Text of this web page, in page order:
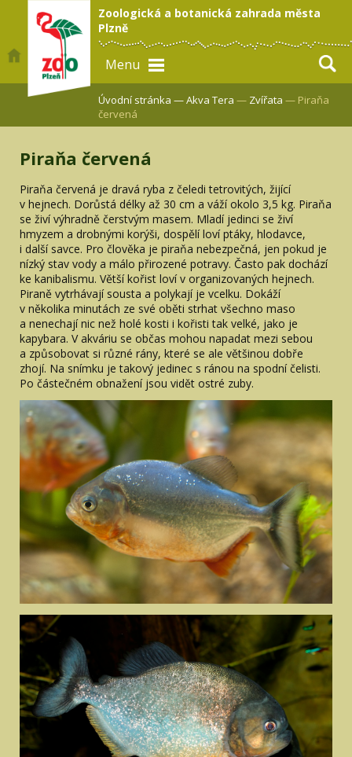
Zoologická a botanická zahrada města
Plzně
Menu
Úvodní stránka —Akva Tera — Zvířata — Piraňa
červená
Piraňa červená
Piraňa červená je dravá ryba z čeledi tetrovitých, žijící
v hejnech. Dorůstá délky až 30 cm a váží okolo 3,5 kg. Piraňa
se živí výhradně čerstvým masem. Mladí jedinci se živí
hmyzem a drobnými korýši, dospělí loví ptáky, hlodavce,
i další savce. Pro člověka je piraňa nebezpečná, jen pokud je
nízký stav vody a málo přirozené potravy. Často pak dochází
ke kanibalismu. Větší kořist loví v organizovaných hejnech.
Piraně vytrhávají sousta a polykají je vcelku. Dokáží
v několika minutách ze své oběti strhat všechno maso
a nenechají nic než holé kosti i kořisti tak velké, jako je
kapybara. V akváriu se občas mohou napadat mezi sebou
a způsobovat si různé rány, které se ale většinou dobře
zhojí. Na snímku je takový jedinec s ránou na spodní čelisti.
Po částečném obnažení jsou vidět ostré zuby.